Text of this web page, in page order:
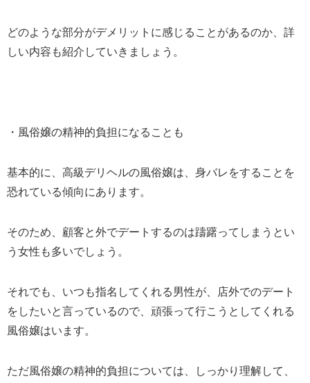
どのような部分がデメリットに感じることがあるのか、詳
しい内容も紹介していきましょう。
・風俗嬢の精神的負担になることも
基本的に、高級デリヘルの風俗嬢は、身バレをすることを
恐れている傾向にあります。
そのため、顧客と外でデートするのは躊躇ってしまうとい
う女性も多いでしょう。
それでも、いつも指名してくれる男性が、店外でのデート
をしたいと言っているので、頑張って行こうとしてくれる
風俗嬢はいます。
ただ風俗嬢の精神的負担については、しっかり理解して、